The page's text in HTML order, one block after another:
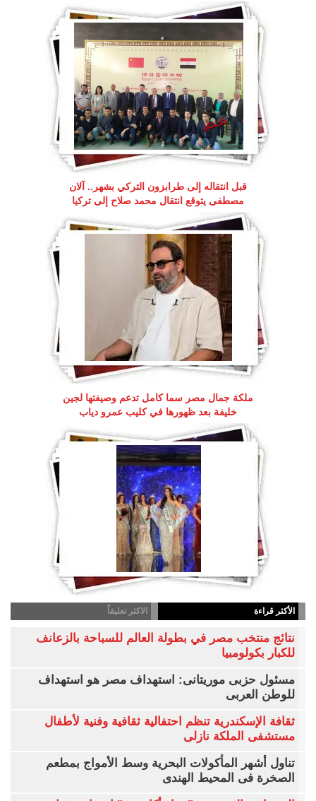
قبل انتقاله إلى طرابزون التركي بشهر.. آلان
مصطفى يتوقع انتقال محمد صلاح إلى تركيا
ملكة جمال مصر سما كامل تدعم وصيفتها لجين
خليفة بعد ظهورها في كليب عمرو دياب
الأكثر قراءة الاكثر تعليقاً
نتائج منتخب مصر في بطولة العالم للسباحة بالزعانف
للكبار بكولومبيا
مسئول حزبى موريتانى: استهداف مصر هو استهداف
للوطن العربى
ثقافة الإسكندرية تنظم احتفالية ثقافية وفنية لأطفال
مستشفى الملكة نازلى
تناول أشهر المأكولات البحرية وسط الأمواج بمطعم
الصخرة فى المحيط الهندى